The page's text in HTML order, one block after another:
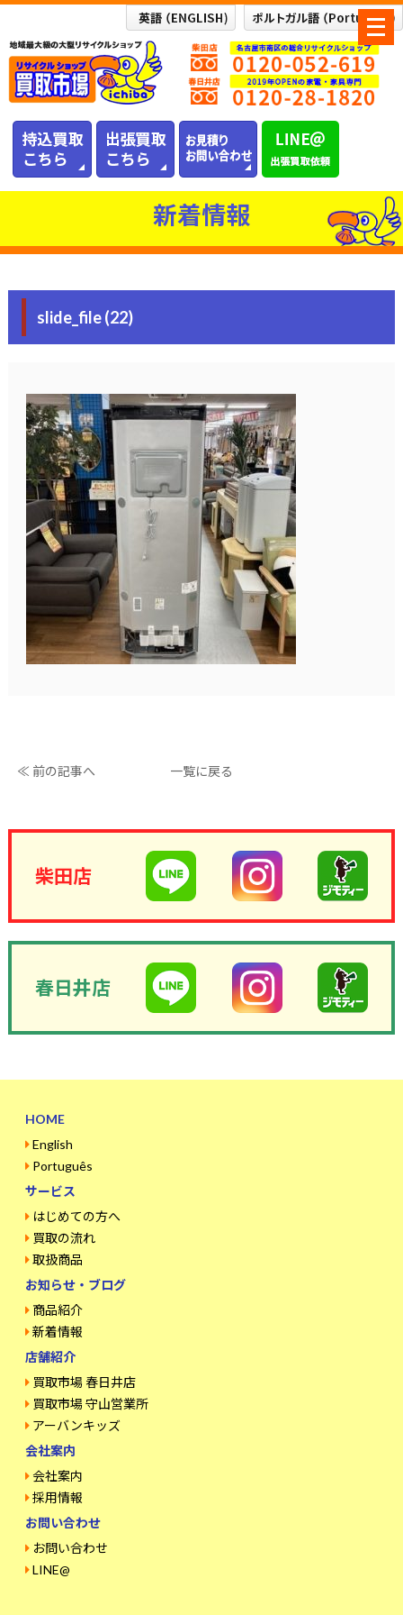
メ
ニ
ュ
ー
新着情報
slide_file (22)
≪ 前の記事へ 一覧に戻る
柴田店
春日井店
HOME
English
Português
サービス
はじめての方へ
買取の流れ
取扱商品
お知らせ・ブログ
商品紹介
新着情報
店舗紹介
買取市場 春日井店
買取市場 守山営業所
アーバンキッズ
会社案内
会社案内
採用情報
お問い合わせ
お問い合わせ
LINE@